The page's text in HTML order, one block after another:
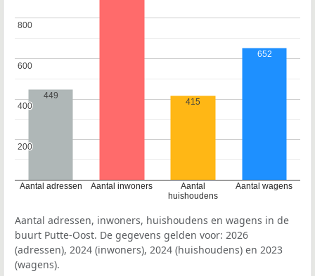
Aantal adressen Aantal inwoners
Aantal
huishoudens
Aantal wagens
200
200
400
400
600
600
800
800
449
415
652
Aantal adressen, inwoners, huishoudens en wagens in de
buurt Putte-Oost. De gegevens gelden voor: 2026
(adressen), 2024 (inwoners), 2024 (huishoudens) en 2023
(wagens).